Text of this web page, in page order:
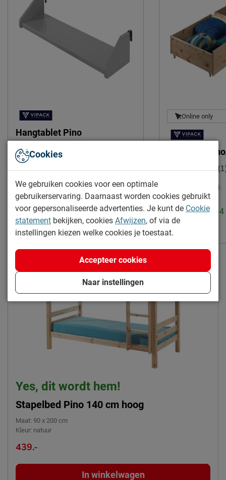
Goed om te weten
Onderhoud
Afnemen met een vochtig
doekje
2 jaar garantie volgens CBW
niet inbegrepen
Duurzaam duurzamer product
Leveranciersinformatie
Naam
Locatie
Emailadres
sales@vipack.be
Hangtablet Pino
Levertijd: 2 tot 4 weken
35.-
Online only
Ladenset
Levertijd: 2 tot 4
128.95
Yes, dit wordt hem!
Stapelbed Pino 140 cm hoog
Maat: 90 x 200 cm
Kleur: natuur
439.-
In winkelwagen
Cookies
We gebruiken cookies voor een optimale
gebruikerservaring. Daarnaast worden cookies gebruikt
voor gepersonaliseerde advertenties. Je kunt de Cookie
statement bekijken, cookies Afwijzen, of via de
instellingen kiezen welke cookies je toestaat.
Naar instellingen
Accepteer cookies